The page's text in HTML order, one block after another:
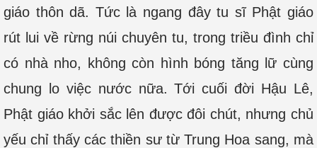
giáo thôn dã. Tức là ngang đây tu sĩ Phật giáo
rút lui về rừng núi chuyên tu, trong triều đình chỉ
có nhà nho, không còn hình bóng tăng lữ cùng
chung lo việc nước nữa. Tới cuối đời Hậu Lê,
Phật giáo khởi sắc lên được đôi chút, nhưng chủ
yếu chỉ thấy các thiền sư từ Trung Hoa sang, mà